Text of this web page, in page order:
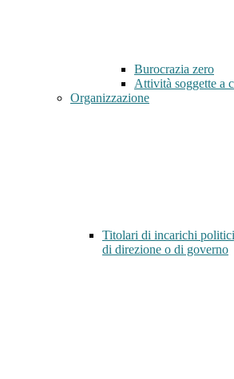
Burocrazia zero
Attività soggette a
Organizzazione
Titolari di incarichi
di direzione o di governo